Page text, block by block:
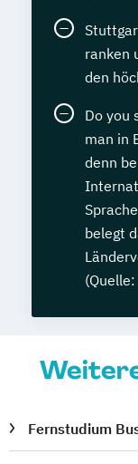
ranken
den
Do you
man in
denn
belegt
Fernstudium